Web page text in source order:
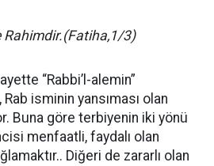
Rahimdir.(Fatiha,1/3)
“Rabbi’l-alemin”
isminin yansıması olan
Buna göre terbiyenin iki yönü
menfaatli, faydalı olan
Diğeri de zararlı olan